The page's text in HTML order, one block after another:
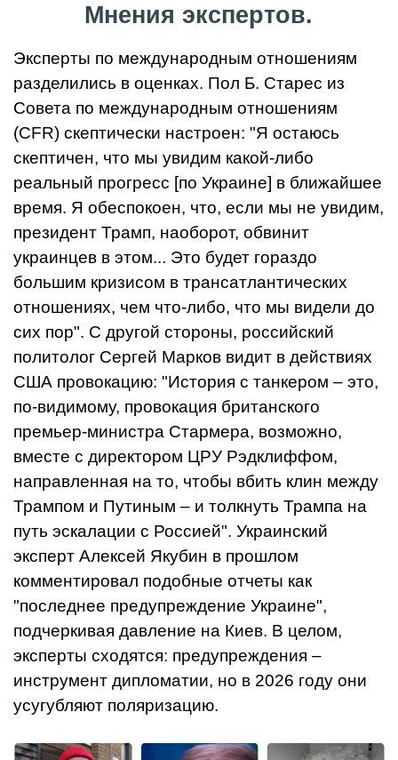
Мнения экспертов.
Эксперты по международным отношениям
разделились в оценках. Пол Б. Старес из
Совета по международным отношениям
(CFR) скептически настроен: "Я остаюсь
скептичен, что мы увидим какой-либо
реальный прогресс [по Украине] в ближайшее
время. Я обеспокоен, что, если мы не увидим,
президент Трамп, наоборот, обвинит
украинцев в этом... Это будет гораздо
большим кризисом в трансатлантических
отношениях, чем что-либо, что мы видели до
сих пор". С другой стороны, российский
политолог Сергей Марков видит в действиях
США провокацию: "История с танкером – это,
по-видимому, провокация британского
премьер-министра Стармера, возможно,
вместе с директором ЦРУ Рэдклиффом,
направленная на то, чтобы вбить клин между
Трампом и Путиным – и толкнуть Трампа на
путь эскалации с Россией". Украинский
эксперт Алексей Якубин в прошлом
комментировал подобные отчеты как
"последнее предупреждение Украине",
подчеркивая давление на Киев. В целом,
эксперты сходятся: предупреждения –
инструмент дипломатии, но в 2026 году они
усугубляют поляризацию.